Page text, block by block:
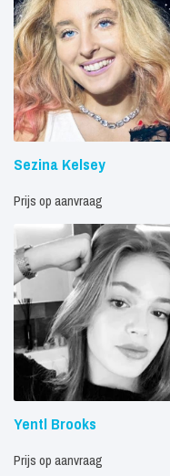
Sezina Kelsey
Prijs op aanvraag
Yentl Brooks
Prijs op aanvraag